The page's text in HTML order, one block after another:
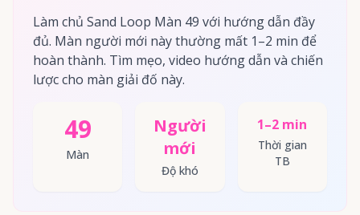
Làm chủ Sand Loop Màn 49 với hướng dẫn đầy
đủ. Màn người mới này thường mất 1–2 min để
hoàn thành. Tìm mẹo, video hướng dẫn và chiến
lược cho màn giải đố này.
49
Màn
Người
mới
Độ khó
1–2 min
Thời gian
TB